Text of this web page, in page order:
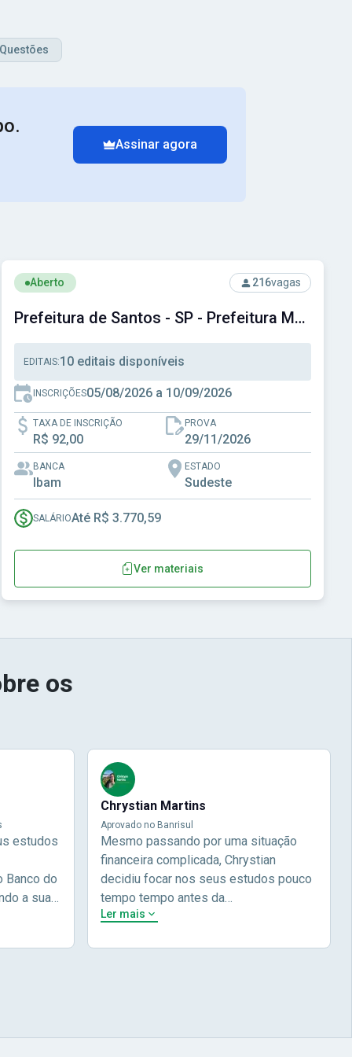
Questões
Assinar agora
Ver concurso: Prefeitura de Santos - SP - Prefeitura
Aberto 216vagas
Prefeitura de Santos - SP - Prefeitura Municipal de Santos - SP
EDITAIS:10 editais disponíveis
INSCRIÇÕES05/08/2026 a 10/09/2026
TAXA DE INSCRIÇÃO
R$ 92,00
PROVA
29/11/2026
BANCA
Ibam
ESTADO
Sudeste
SALÁRIOAté R$ 3.770,59
Ver materiais
os
estudos
Banco do
a sua
em
a
Chrystian Martins
Aprovado no Banrisul
Mesmo passando por uma situação
financeira complicada, Chrystian
decidiu focar nos seus estudos pouco
tempo tempo antes da
prova.Determinou o que era importante
Ler mais